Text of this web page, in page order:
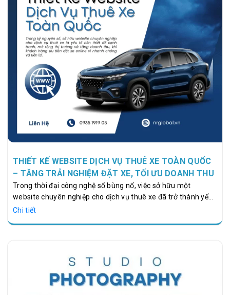
THIẾT KẾ WEBSITE DỊCH VỤ THUÊ XE TOÀN QUỐC
– TĂNG TRẢI NGHIỆM ĐẶT XE, TỐI ƯU DOANH THU
Trong thời đại công nghệ số bùng nổ, việc sở hữu một
website chuyên nghiệp cho dịch vụ thuê xe đã trở thành yếu
tố bắt buộc nếu doanh nghiệp muốn cạnh tranh, mở rộng thị
tối ưu UX/UI, tích hợp hệ thống đặt xe tự động, thanh toán
trực tuyến và…
Chi tiết